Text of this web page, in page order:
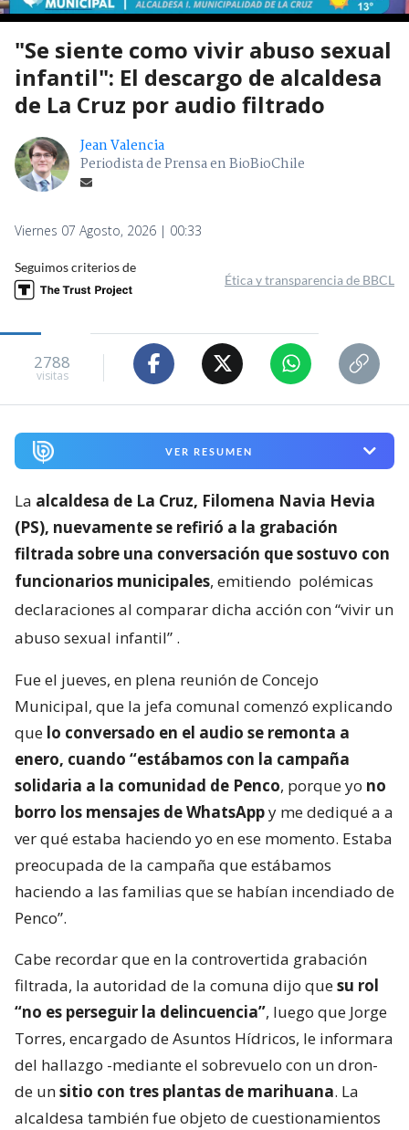
"Se siente como vivir abuso sexual
infantil": El descargo de alcaldesa
de La Cruz por audio filtrado
Jean Valencia
Periodista de Prensa en BioBioChile
Viernes 07 Agosto, 2026 | 00:33
Seguimos criterios de
Ética y transparencia de BBCL
2788
visitas
VER RESUMEN
La alcaldesa de La Cruz, Filomena Navia Hevia
(PS), nuevamente se refirió a la grabación
filtrada sobre una conversación que sostuvo con
funcionarios municipales, emitiendo polémicas
declaraciones al comparar dicha acción con “vivir un
abuso sexual infantil” .
Fue el jueves, en plena reunión de Concejo
Municipal, que la jefa comunal comenzó explicando
que lo conversado en el audio se remonta a
enero, cuando “estábamos con la campaña
solidaria a la comunidad de Penco, porque yo no
borro los mensajes de WhatsAppy me dediqué a a
ver qué estaba haciendo yo en ese momento. Estaba
preocupada de la campaña que estábamos
haciendo a las familias que se habían incendiado de
Penco”.
Cabe recordar que en la controvertida grabación
filtrada, la autoridad de la comuna dijo quesu rol
“no es perseguir la delincuencia”, luego que Jorge
Torres, encargado de Asuntos Hídricos, le informara
del hallazgo -mediante el sobrevuelo con un dron-
de unsitio con tres plantas de marihuana. La
alcaldesa también fue objeto de cuestionamientos